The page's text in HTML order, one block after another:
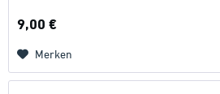
9,00 €
Merken